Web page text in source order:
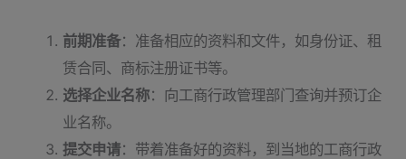
前期准备：准备相应的资料和文件，如身份证、租
赁合同、商标注册证书等。
选择企业名称：向工商行政管理部门查询并预订企
业名称。
提交申请：带着准备好的资料，到当地的工商行政